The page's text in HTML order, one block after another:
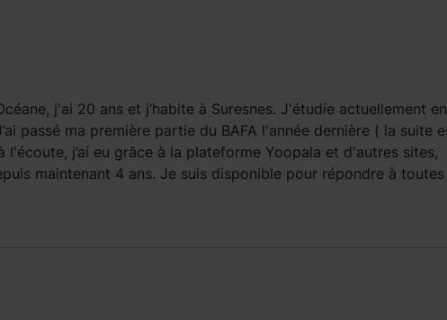
j'ai 20 ans et j’habite à Suresnes. J'étudie actuellement en
passé ma première partie du BAFA l'année dernière ( la suite
j’ai eu grâce à la plateforme Yoopala et d'autres sites,
maintenant 4 ans. Je suis disponible pour répondre à toutes